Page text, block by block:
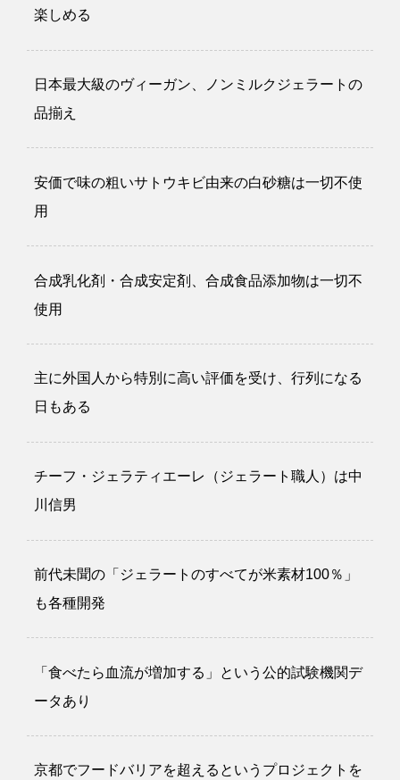
楽しめる
日本最大級のヴィーガン、ノンミルクジェラートの
品揃え
安価で味の粗いサトウキビ由来の白砂糖は一切不使
用
合成乳化剤・合成安定剤、合成食品添加物は一切不
使用
主に外国人から特別に高い評価を受け、行列になる
日もある
チーフ・ジェラティエーレ（ジェラート職人）は中
川信男
前代未聞の「ジェラートのすべてが米素材100％」
も各種開発
「食べたら血流が増加する」という公的試験機関デ
ータあり
京都でフードバリアを超えるというプロジェクトを